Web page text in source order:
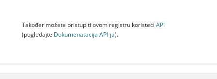
Također možete pristupiti ovom registru koristeći API
(pogledajte Dokumenаtаcijа API-jа).